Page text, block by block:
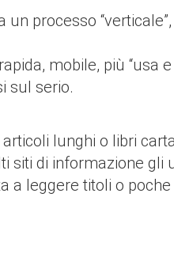
processo
mobile, più “usa e
sul serio.
lunghi o libri
siti di informazione gli
a leggere titoli o poche